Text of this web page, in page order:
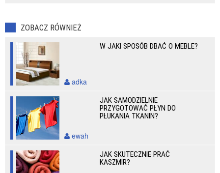
ZOBACZ RÓWNIEŻ
W JAKI SPOSÓB DBAĆ O MEBLE?
adka
JAK SAMODZIELNIE
PRZYGOTOWAĆ PŁYN DO
PŁUKANIA TKANIN?
ewah
JAK SKUTECZNIE PRAĆ
KASZMIR?